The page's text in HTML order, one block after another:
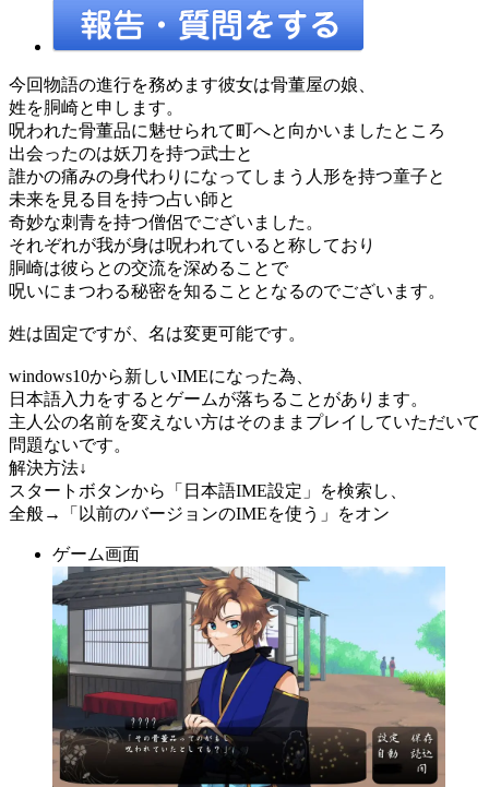
今回物語の進行を務めます彼女は骨董屋の娘、
姓を胴崎と申します。
呪われた骨董品に魅せられて町へと向かいましたところ
出会ったのは妖刀を持つ武士と
誰かの痛みの身代わりになってしまう人形を持つ童子と
未来を見る目を持つ占い師と
奇妙な刺青を持つ僧侶でございました。
それぞれが我が身は呪われていると称しており
胴崎は彼らとの交流を深めることで
呪いにまつわる秘密を知ることとなるのでございます。
姓は固定ですが、名は変更可能です。
windows10から新しいIMEになった為、
日本語入力をするとゲームが落ちることがあります。
主人公の名前を変えない方はそのままプレイしていただいて
問題ないです。
解決方法↓
スタートボタンから「日本語IME設定」を検索し、
全般→「以前のバージョンのIMEを使う」をオン
ゲーム画面